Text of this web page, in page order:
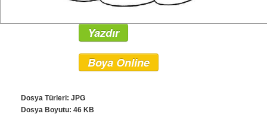
Yazdır
Boya Online
Dosya Türleri: JPG
Dosya Boyutu: 46 KB